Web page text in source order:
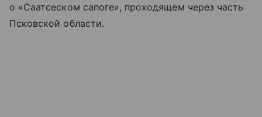
о «Саатсеском сапоге», проходящем через часть
Псковской области.